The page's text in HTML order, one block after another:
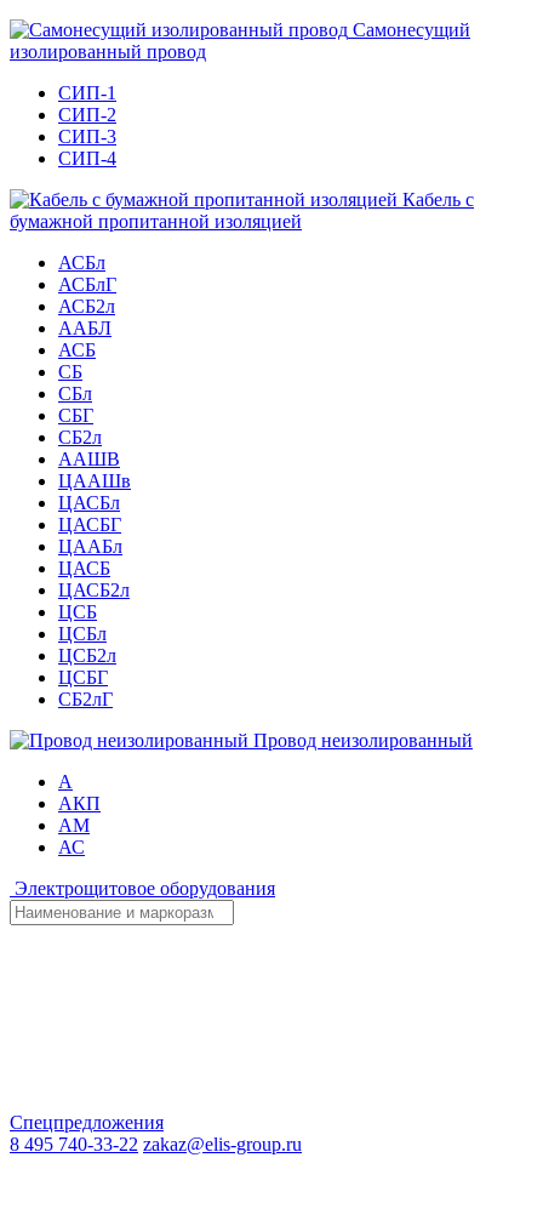
Самонесущий
изолированный провод
СИП-1
СИП-2
СИП-3
СИП-4
Кабель с
бумажной пропитанной изоляцией
АСБл
АСБлГ
АСБ2л
ААБЛ
АСБ
СБ
СБл
СБГ
СБ2л
ААШВ
ЦААШв
ЦАСБл
ЦАСБГ
ЦААБл
ЦАСБ
ЦАСБ2л
ЦСБ
ЦСБл
ЦСБ2л
ЦСБГ
СБ2лГ
Провод неизолированный
А
АКП
АМ
АС
Электрощитовое оборудования
Спецпредложения
8 495 740-33-22 zakaz@elis-group.ru